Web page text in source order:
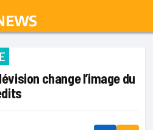
change l’image du